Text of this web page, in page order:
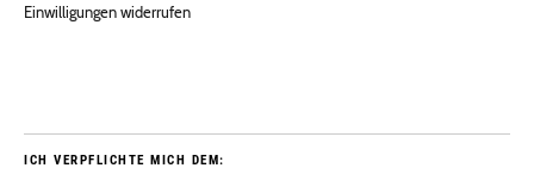
Einwilligungen widerrufen
ICH VERPFLICHTE MICH DEM: